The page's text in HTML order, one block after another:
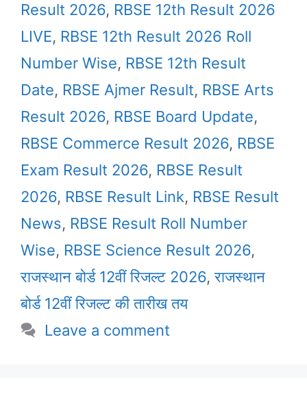
Result 2026, RBSE 12th Result 2026
LIVE, RBSE 12th Result 2026 Roll
Number Wise, RBSE 12th Result
Date, RBSE Ajmer Result, RBSE Arts
Result 2026, RBSE Board Update,
RBSE Commerce Result 2026, RBSE
Exam Result 2026, RBSE Result
2026, RBSE Result Link, RBSE Result
News, RBSE Result Roll Number
Wise, RBSE Science Result 2026,
राजस्थान बोर्ड 12वीं रिजल्ट 2026,राजस्थान
बोर्ड 12वीं रिजल्ट की तारीख तय
Leave a comment